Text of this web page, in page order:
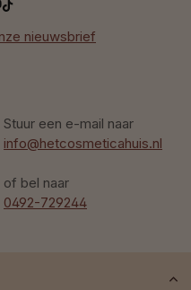
Stuur een e-mail naar
info@hetcosmeticahuis.nl
of bel naar
0492-729244
nieuwsbrief